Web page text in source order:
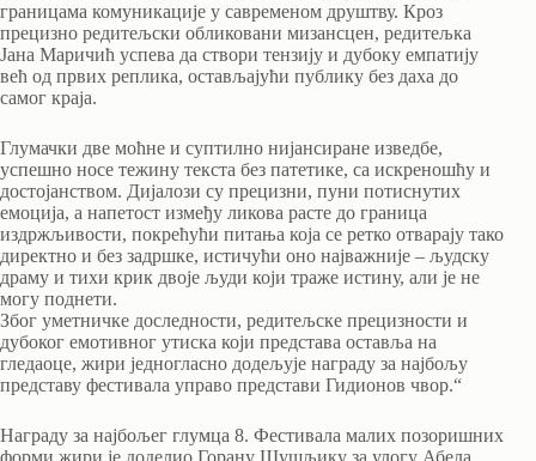
границама комуникације у савременом друштву. Кроз
прецизно редитељски обликовани мизансцен, редитељка
Јана Маричић успева да створи тензију и дубоку емпатију
већ од првих реплика, остављајући публику без даха до
самог краја.
Глумачки две моћне и суптилно нијансиране изведбе,
успешно носе тежину текста без патетике, са искреношћу и
достојанством. Дијалози су прецизни, пуни потиснутих
емоција, а напетост између ликова расте до граница
издржљивости, покрећући питања која се ретко отварају тако
директно и без задршке, истичући оно најважније – људску
драму и тихи крик двоје људи који траже истину, али је не
могу поднети.
Због уметничке доследности, редитељске прецизности и
дубоког емотивног утиска који представа оставља на
гледаоце, жири једногласно додељује награду за најбољу
представу фестивала управо представи Гидионов чвор.“
Награду за најбољег глумца 8. Фестивала малих позоришних
форми жири је доделио Горану Шушљику за улогу Абела